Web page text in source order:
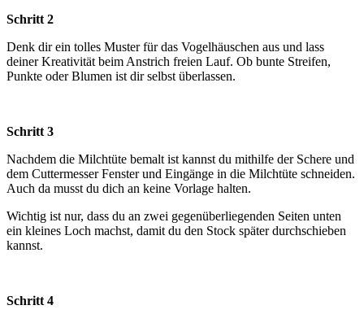
Schritt 2
Denk dir ein tolles Muster für das Vogelhäuschen aus und lass
deiner Kreativität beim Anstrich freien Lauf. Ob bunte Streifen,
Punkte oder Blumen ist dir selbst überlassen.
Schritt 3
Nachdem die Milchtüte bemalt ist kannst du mithilfe der Schere und
dem Cuttermesser Fenster und Eingänge in die Milchtüte schneiden.
Auch da musst du dich an keine Vorlage halten.
Wichtig ist nur, dass du an zwei gegenüberliegenden Seiten unten
ein kleines Loch machst, damit du den Stock später durchschieben
kannst.
Schritt 4